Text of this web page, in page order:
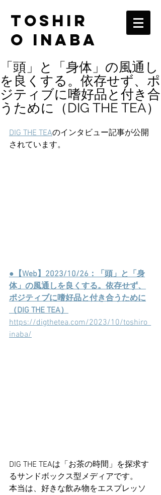
TOSHIR
O INABA
「頭」と「身体」の風通し
を良くする。依存せず、ポ
ジティブに嗜好品と付き合
うために（DIG THE TEA）
DIG THE TEAのインタビュー記事が公開
されています。
●【Web】2023/10/26：「頭」と「身
体」の風通しを良くする。依存せず、
ポジティブに嗜好品と付き合うために
（DIG THE TEA）
https://digthetea.com/2023/10/toshiro_
inaba/
DIG THE TEAは「お茶の時間」を探求す
るサンドボックス型メディアです。
本当は、好きな飲み物をエスプレッソ